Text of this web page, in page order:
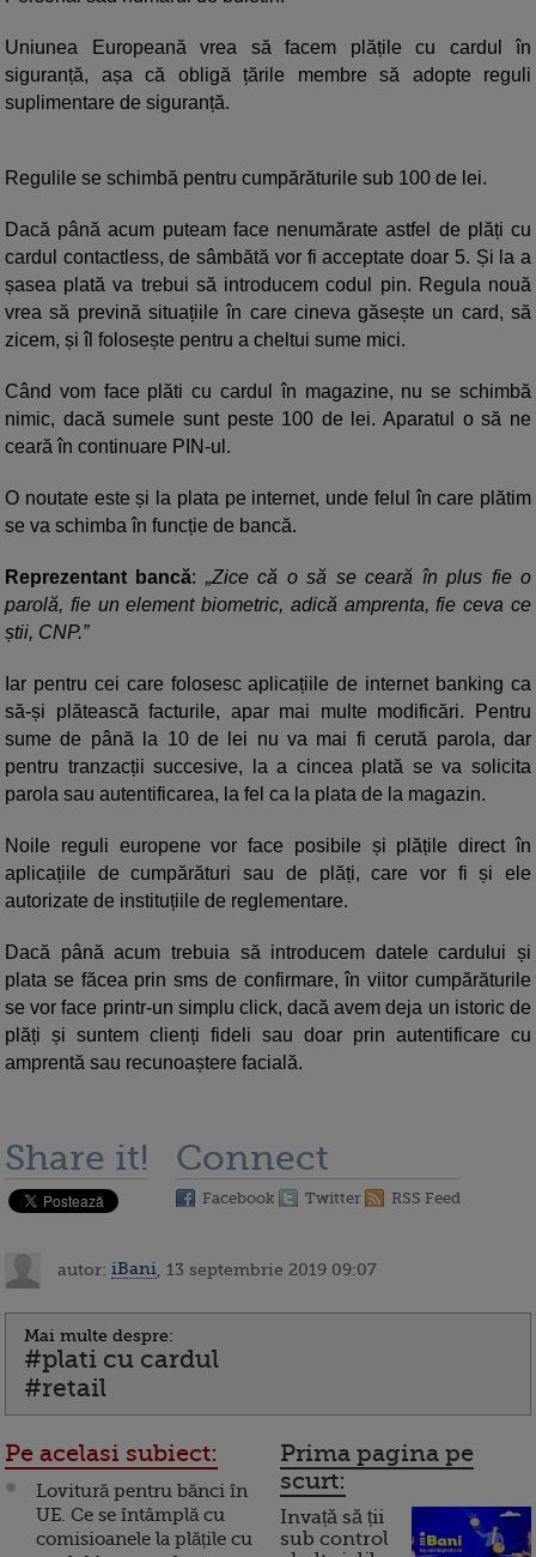
Uniunea Europeană vrea să facem plățile cu cardul în
siguranță, așa că obligă țările membre să adopte reguli
suplimentare de siguranță.
Regulile se schimbă pentru cumpărăturile sub 100 de lei.
Dacă până acum puteam face nenumărate astfel de plăți cu
cardul contactless, de sâmbătă vor fi acceptate doar 5. Și la a
șasea plată va trebui să introducem codul pin. Regula nouă
vrea să prevină situațiile în care cineva găsește un card, să
zicem, și îl folosește pentru a cheltui sume mici.
Când vom face plăti cu cardul în magazine, nu se schimbă
nimic, dacă sumele sunt peste 100 de lei. Aparatul o să ne
ceară în continuare PIN-ul.
O noutate este și la plata pe internet, unde felul în care plătim
se va schimba în funcție de bancă.
Reprezentant bancă: Zice că o să se ceară în plus fie o
parolă, fie un element biometric, adică amprenta, fie ceva ce
știi, CNP.”
Iar pentru cei care folosesc aplicațiile de internet banking ca
să-și plătească facturile, apar mai multe modificări. Pentru
sume de până la 10 de lei nu va mai fi cerută parola, dar
pentru tranzacții succesive, la a cincea plată se va solicita
parola sau autentificarea, la fel ca la plata de la magazin.
Noile reguli europene vor face posibile și plățile direct în
aplicațiile de cumpărături sau de plăți, care vor fi și ele
autorizate de instituțiile de reglementare.
Dacă până acum trebuia să introducem datele cardului și
plata se făcea prin sms de confirmare, în viitor cumpărăturile
se vor face printr-un simplu click, dacă avem deja un istoric de
plăți și suntem clienți fideli sau doar prin autentificare cu
amprentă sau recunoaștere facială.
Share it! Connect
Facebook Twitter RSS Feed
autor: iBani , 13 septembrie 2019 09:07
Mai multe despre:
#plati cu cardul
#retail
Pe acelasi subiect:
Lovitură pentru bănci în
UE. Ce se întâmplă cu
comisioanele la plățile cu
Prima pagina pe
scurt:
Invață să ții
sub control